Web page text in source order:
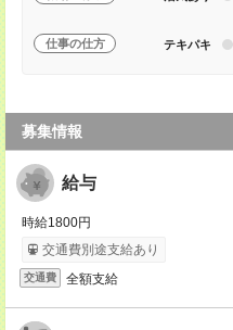
仕事の仕方 テキパキ
募集情報
給与
時給1800円
交通費別途支給あり
交通費 全額支給